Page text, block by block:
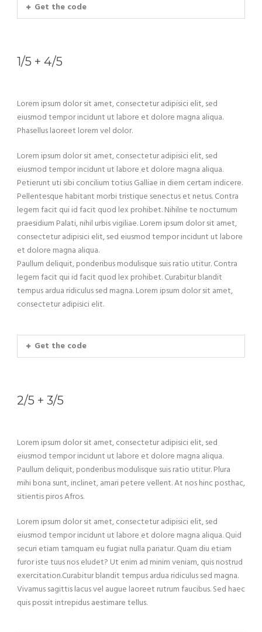
Get the code
1/5 + 4/5
Lorem ipsum dolor sit amet, consectetur adipisici elit, sed
eiusmod tempor incidunt ut labore et dolore magna aliqua.
Phasellus laoreet lorem vel dolor.
Lorem ipsum dolor sit amet, consectetur adipisici elit, sed
eiusmod tempor incidunt ut labore et dolore magna aliqua.
Petierunt uti sibi concilium totius Galliae in diem certam indicere.
Pellentesque habitant morbi tristique senectus et netus. Contra
legem facit qui id facit quod lex prohibet. Nihilne te nocturnum
praesidium Palati, nihil urbis vigiliae. Lorem ipsum dolor sit amet,
consectetur adipisici elit, sed eiusmod tempor incidunt ut labore
et dolore magna aliqua.
Paullum deliquit, ponderibus modulisque suis ratio utitur. Contra
legem facit qui id facit quod lex prohibet. Curabitur blandit
tempus ardua ridiculus sed magna. Lorem ipsum dolor sit amet,
consectetur adipisici elit.
Get the code
2/5 + 3/5
Lorem ipsum dolor sit amet, consectetur adipisici elit, sed
eiusmod tempor incidunt ut labore et dolore magna aliqua.
Paullum deliquit, ponderibus modulisque suis ratio utitur. Plura
mihi bona sunt, inclinet, amari petere vellent. At nos hinc posthac,
sitientis piros Afros.
Lorem ipsum dolor sit amet, consectetur adipisici elit, sed
eiusmod tempor incidunt ut labore et dolore magna aliqua. Quid
securi etiam tamquam eu fugiat nulla pariatur. Quam diu etiam
furor iste tuus nos eludet? Ut enim ad minim veniam, quis nostrud
exercitation.Curabitur blandit tempus ardua ridiculus sed magna.
Vivamus sagittis lacus vel augue laoreet rutrum faucibus. Sed haec
quis possit intrepidus aestimare tellus.